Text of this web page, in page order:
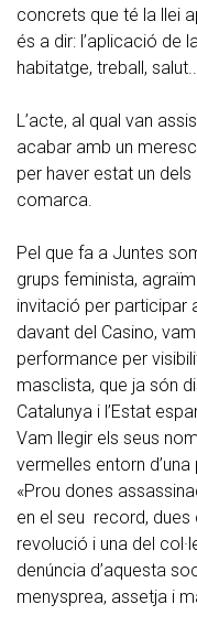
concrets que té la llei
és a dir: l’aplicació de
habitatge, treball, salut...
L’acte, al qual van
acabar amb un
per haver estat un
comarca.
Pel que fa a Juntes
grups feminista,
invitació per participar
davant del Casino,
performance per
masclista, que ja són
Catalunya i l’Estat
Vam llegir els seus
vermelles entorn
«Prou dones
en el seu record,
revolució i una del
denúncia d’aquesta
menysprea, assetja i